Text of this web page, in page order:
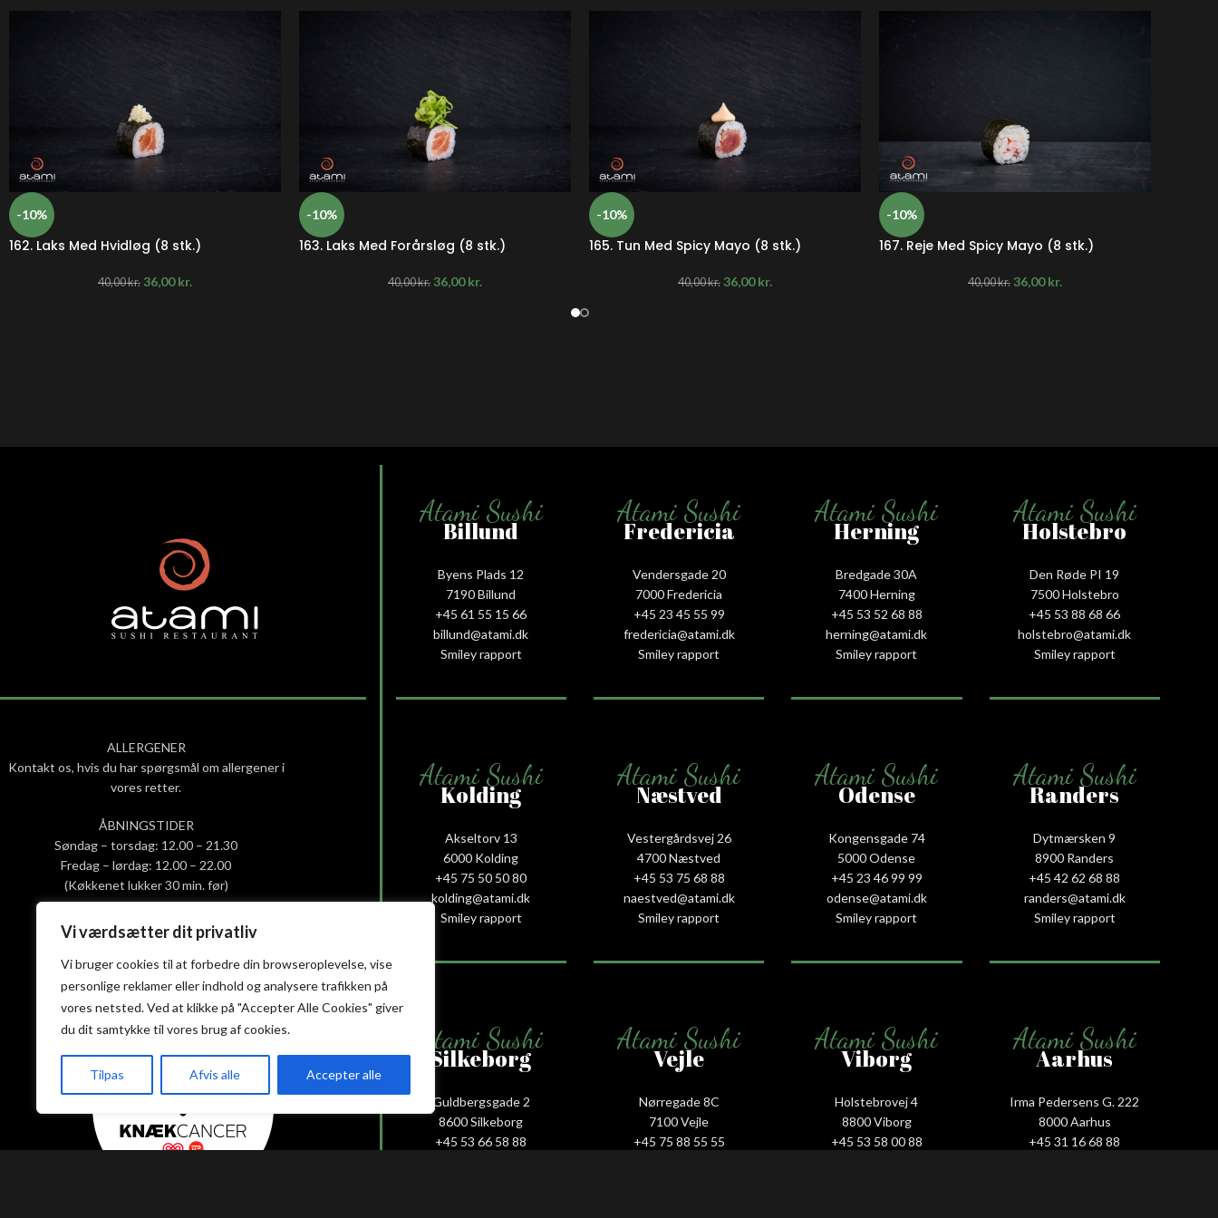
Vi værdsætter dit privatliv
Vi bruger cookies til at forbedre din browseroplevelse, vise
personlige reklamer eller indhold og analysere trafikken på
vores netsted. Ved at klikke på "Accepter Alle Cookies" giver
du dit samtykke til vores brug af cookies.
Tilpas Afvis alle Accepter alle
-10%
162. Laks Med Hvidløg (8 stk.)
40,00kr. 36,00kr.
-10%
163. Laks Med Forårsløg (8 stk.)
40,00kr. 36,00kr.
-10%
165. Tun Med Spicy Mayo (8 stk.)
40,00kr. 36,00kr.
-10%
167. Reje Med Spicy Mayo (8 stk.)
40,00kr. 36,00kr.
ALLERGENER
Kontakt os, hvis du har spørgsmål om allergener i
vores retter.
ÅBNINGSTIDER
Søndag – torsdag: 12.00 – 21.30
Fredag – lørdag: 12.00 – 22.00
(Køkkenet lukker 30 min. før)
Smiley-rapport
Privatlivs- og cookiepolitik
Handelsbetingelser
Atami Sushi
Billund
Byens Plads 12
7190 Billund
+45 61 55 15 66‬
billund@atami.dk
Smiley rapport
Atami Sushi
Fredericia
Vendersgade 20
7000 Fredericia
+45 23 45 55 99
fredericia@atami.dk
Smiley rapport
Atami Sushi
Herning
Bredgade 30A
7400 Herning
+45 53 52 68 88
herning@atami.dk
Smiley rapport
Atami Sushi
Holstebro
Den Røde PI 19
7500 Holstebro
+45 53 88 68 66
holstebro@atami.dk
Smiley rapport
Atami Sushi
Kolding
Akseltorv 13
6000 Kolding
+45 75 50 50 80
kolding@atami.dk
Smiley rapport
Atami Sushi
Næstved
Vestergårdsvej 26
4700 Næstved
+45 53 75 68 88
naestved@atami.dk
Smiley rapport
Atami Sushi
Odense
Kongensgade 74
5000 Odense
+45 23 46 99 99
odense@atami.dk
Smiley rapport
Atami Sushi
Randers
Dytmærsken 9
8900 Randers
+45 42 62 68 88
randers@atami.dk
Smiley rapport
Atami Sushi
Silkeborg
Guldbergsgade 2
8600 Silkeborg
+45 53 66 58 88
Atami Sushi
Vejle
Nørregade 8C
7100 Vejle
+45 75 88 55 55
Atami Sushi
Viborg
Holstebrovej 4
8800 Viborg
+45 53 58 00 88
Atami Sushi
Aarhus
Irma Pedersens G. 222
8000 Aarhus
+45 31 16 68 88